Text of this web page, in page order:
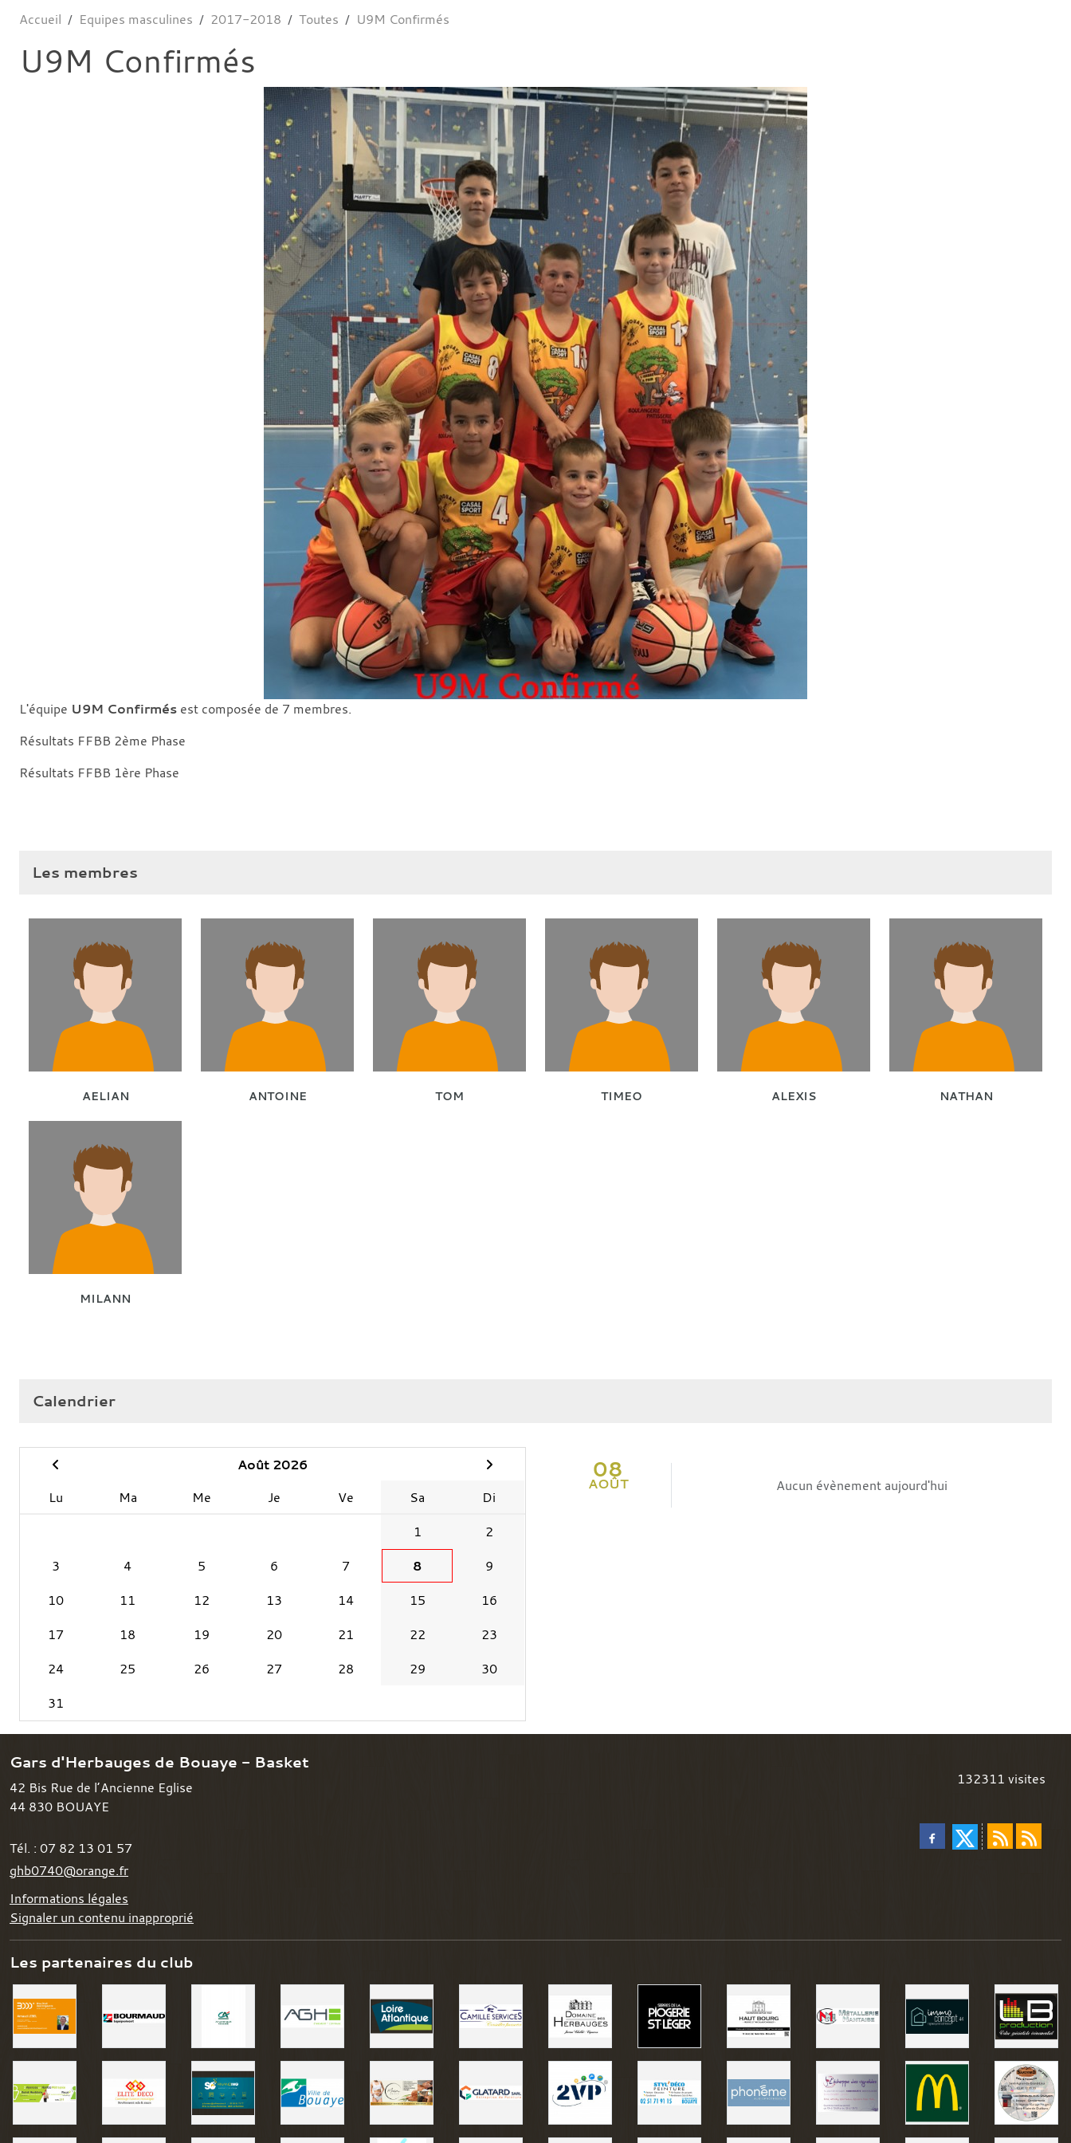
Accueil Equipes masculines 2017-2018 Toutes U9M Confirmés
U9M Confirmés
L'équipe U9M Confirmés est composée de 7 membres.
Résultats FFBB 2ème Phase
Résultats FFBB 1ère Phase
Les membres
AELIAN ANTOINE TOM TIMEO ALEXIS NATHAN
MILANN
Calendrier
Août 2026
Lu
Ma Me Je Ve Sa
Di
1
2
3
4 5 6 7 8
9
10
11 12 13 14 15
16
17
18 19 20 21 22
23
24
25 26 27 28 29
30
31
08
AOÛT Aucun évènement aujourd'hui
Gars d'Herbauges de Bouaye - Basket
42 Bis Rue de l’Ancienne Eglise
44 830 BOUAYE
Tél. : 07 82 13 01 57
ghb0740@orange.fr
Informations légales
Signaler un contenu inapproprié
132311 visites
Les partenaires du club